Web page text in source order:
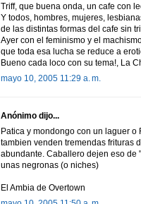
Triff, que buena onda, un cafe con
Y todos, hombres, mujeres,
de las distintas formas del cafe sin
Ayer con el feminismo y el
que toda esa lucha se reduce a
Bueno cada loco con su tema!, La
mayo 10, 2005 11:29 a. m.
Anónimo dijo...
Patica y mondongo con un laguer
tambien venden tremendas frituras
abundante. Caballero dejen eso de
unas negronas (o niches)
El Ambia de Overtown